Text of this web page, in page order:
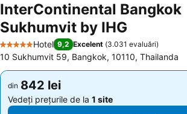
InterContinental Bangkok
Sukhumvit by IHG
5 Stele
Hotel 9,2 Excelent (3.031 evaluări)
10 Sukhumvit 59, Bangkok, 10110, Thailanda
din 842 lei
Vedeți prețurile de la 1 site
din 842 lei
Vedeți prețurile de la 1 site